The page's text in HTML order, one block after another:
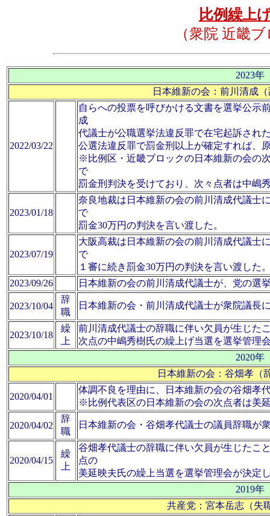
比例繰上
（衆院 近畿
2023年
日本維新の会：前川清成
2022/03/22
自らへの投票を呼びかける文書を選挙公示
成
代議士が公職選挙法違反罪で在宅起訴され
公選法違反罪で罰金刑以上が確定すれば、
※比例区・近畿ブロックの日本維新の会の
で
罰金刑判決を受けており、次々点者は中嶋
2023/01/18
奈良地裁は日本維新の会の前川清成代議士
で
罰金30万円の判決を言い渡した。
2023/07/19
大阪高裁は日本維新の会の前川清成代議士
で
１審に続き罰金30万円の判決を言い渡した
2023/09/26
日本維新の会の前川清成代議士が、党の選
2023/10/04
辞
職
日本維新の会・前川清成代議士が衆院議長
2023/10/18
繰
上
前川清成代議士の辞職に伴い欠員が生じた
次点の中嶋秀樹氏の繰上げ当選を選挙管理
2020年
日本維新の会：谷畑孝（
2020/04/01
体調不良を理由に、日本維新の会の谷畑孝
※比例代表区の日本維新の会の次点者は美
2020/04/02
辞
職
日本維新の会・谷畑孝代議士の議員辞職が
2020/04/15
繰
上
谷畑孝代議士の辞職に伴い欠員が生じたこ
点の
美延映夫氏の繰上当選を選挙管理会が決定
2019年
共産党：宮本岳志（失